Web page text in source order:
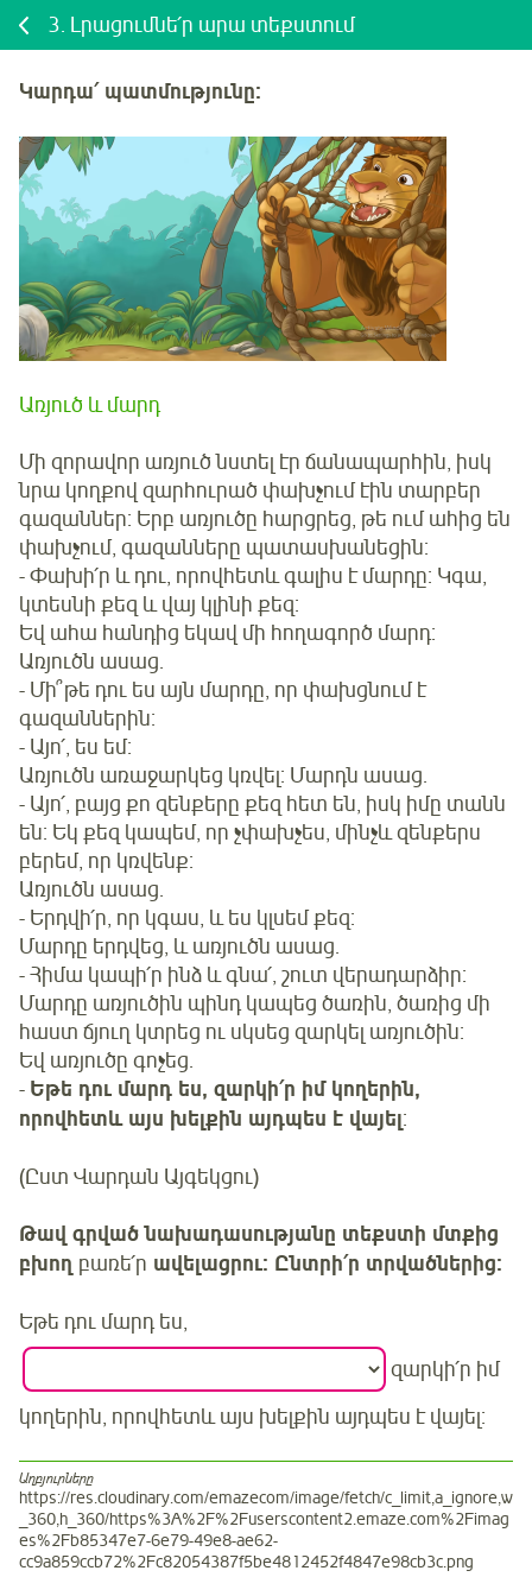
3. Լրացումնե՛ր արա տեքստում
Կարդա՛ պատմությունը:
Առյուծ և մարդ
Մի զորավոր առյուծ նստել էր ճանապարհին, իսկ
նրա կողքով զարհուրած փախչում էին տարբեր
գազաններ: Երբ առյուծը հարցրեց, թե ում ահից են
փախչում, գազանները պատասխանեցին:
- Փախի՛ր և դու, որովհետև գալիս է մարդը: Կգա,
կտեսնի քեզ և վայ կլինի քեզ:
Եվ ահա հանդից եկավ մի հողագործ մարդ:
Առյուծն ասաց.
- Մի՞թե դու ես այն մարդը, որ փախցնում է
գազաններին:
- Այո՛, ես եմ:
Առյուծն առաջարկեց կռվել: Մարդն ասաց.
- Այո՛, բայց քո զենքերը քեզ հետ են, իսկ իմը տանն
են: Եկ քեզ կապեմ, որ չփախչես, մինչև զենքերս
բերեմ, որ կռվենք:
Առյուծն ասաց.
- Երդվի՛ր, որ կգաս, և ես կլսեմ քեզ:
Մարդը երդվեց, և առյուծն ասաց.
- Հիմա կապի՛ր ինձ և գնա՛, շուտ վերադարձիր:
Մարդը առյուծին պինդ կապեց ծառին, ծառից մի
հաստ ճյուղ կտրեց ու սկսեց զարկել առյուծին:
Եվ առյուծը գոչեց.
- Եթե դու մարդ ես, զարկի՛ր իմ կողերին,
որովհետև այս խելքին այդպես է վայել:
(Ըստ Վարդան Այգեկցու)
Թավ գրված նախադասությանը տեքստի մտքից
բխող բառե՛ր ավելացրու: Ընտրի՛ր տրվածներից:
Եթե դու մարդ ես,
զարկի՛ր իմ
կողերին, որովհետև այս խելքին այդպես է վայել:
Աղբյուրները
https://res.cloudinary.com/emazecom/image/fetch/c_limit,a_ignore,w
_360,h_360/https%3A%2F%2Fuserscontent2.emaze.com%2Fimag
es%2Fb85347e7-6e79-49e8-ae62-
cc9a859ccb72%2Fc82054387f5be4812452f4847e98cb3c.png